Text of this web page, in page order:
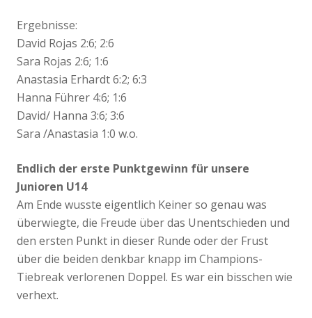
Ergebnisse:
David Rojas 2:6; 2:6
Sara Rojas 2:6; 1:6
Anastasia Erhardt 6:2; 6:3
Hanna Führer 4:6; 1:6
David/ Hanna 3:6; 3:6
Sara /Anastasia 1:0 w.o.
Endlich der erste Punktgewinn für unsere
Junioren U14
Am Ende wusste eigentlich Keiner so genau was
überwiegte, die Freude über das Unentschieden und
den ersten Punkt in dieser Runde oder der Frust
über die beiden denkbar knapp im Champions-
Tiebreak verlorenen Doppel. Es war ein bisschen wie
verhext.